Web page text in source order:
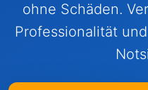
ohne Schäden.
Professionalität